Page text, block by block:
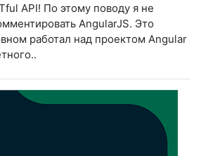
API! По этому поводу я не
AngularJS. Это
работал над проектом Angular